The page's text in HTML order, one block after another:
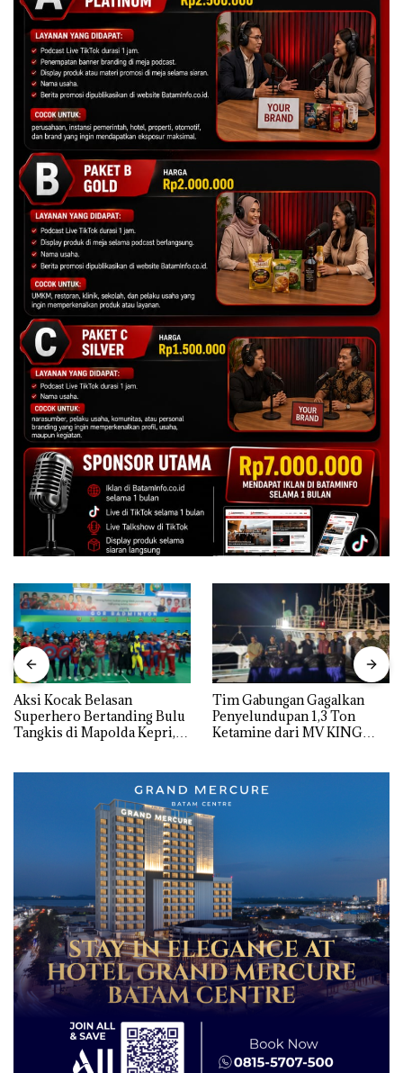
Aksi Kocak Belasan
Superhero Bertanding Bulu
Tangkis di Mapolda Kepri,
Tim Gabungan Gagalkan
Penyelundupan 1,3 Ton
Ketamine dari MV KING